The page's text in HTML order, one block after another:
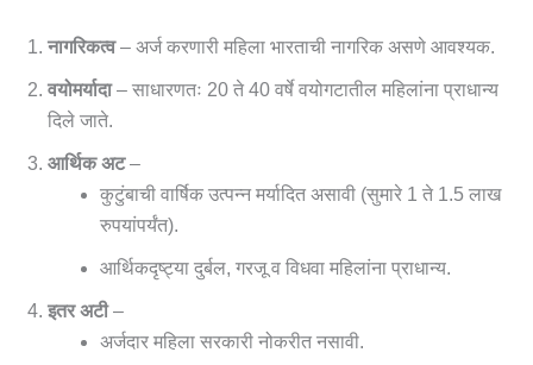
नागरिकत्व– अर्ज करणारी महिला भारताची नागरिक असणे आवश्यक.
वयोमर्यादा– साधारणतः 20 ते 40 वर्षे वयोगटातील महिलांना प्राधान्य
दिले जाते.
आर्थिक अट–
कुटुंबाची वार्षिक उत्पन्न मर्यादित असावी (सुमारे 1 ते 1.5 लाख
रुपयांपर्यंत).
आर्थिकदृष्ट्या दुर्बल, गरजू व विधवा महिलांना प्राधान्य.
इतर अटी–
अर्जदार महिला सरकारी नोकरीत नसावी.